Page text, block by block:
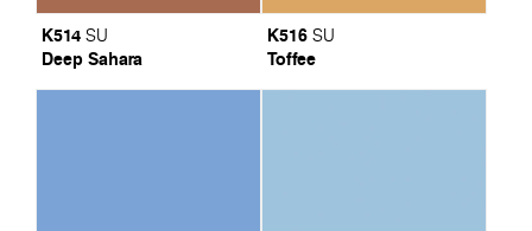
K514 SU
Deep Sahara
K516 SU
Toffee